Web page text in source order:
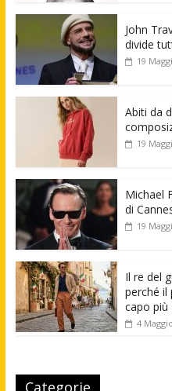
John
divide
19
Abiti da
19
Michael
di
19
Il re del
perché il
capo più
4
Categorie